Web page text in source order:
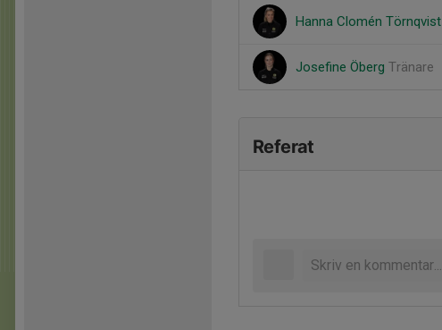
Hanna Clomén Törnqvist
Josefine Öberg Tränare
Referat